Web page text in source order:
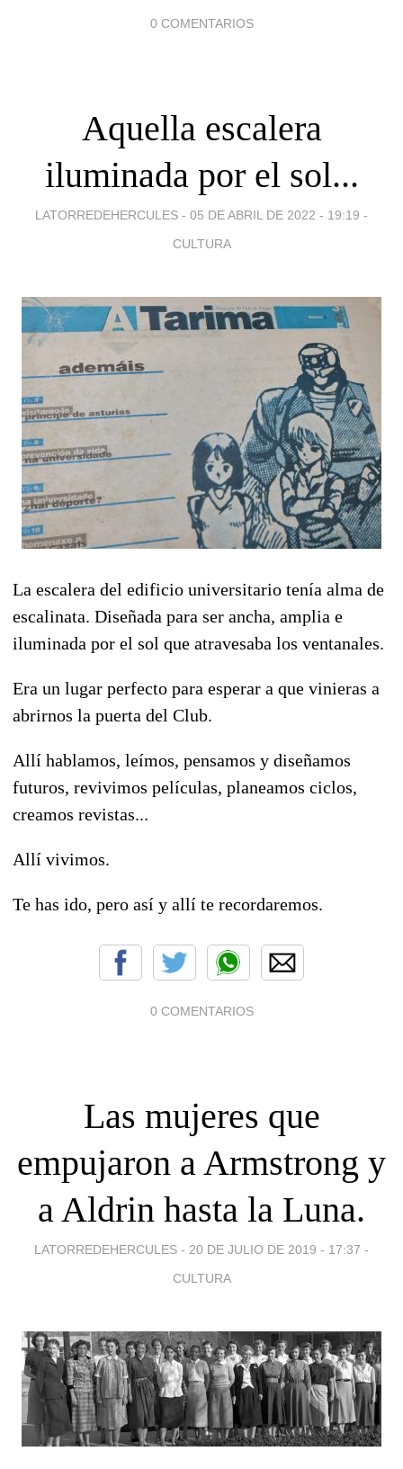
0 COMENTARIOS
Aquella escalera
iluminada por el sol...
LATORREDEHERCULES - 05 DE ABRIL DE 2022 - 19:19 -
CULTURA
La escalera del edificio universitario tenía alma de
escalinata. Diseñada para ser ancha, amplia e
iluminada por el sol que atravesaba los ventanales.
Era un lugar perfecto para esperar a que vinieras a
abrirnos la puerta del Club.
Allí hablamos, leímos, pensamos y diseñamos
futuros, revivimos películas, planeamos ciclos,
creamos revistas...
Allí vivimos.
Te has ido, pero así y allí te recordaremos.
0 COMENTARIOS
Las mujeres que
empujaron a Armstrong y
a Aldrin hasta la Luna.
LATORREDEHERCULES - 20 DE JULIO DE 2019 - 17:37 -
CULTURA